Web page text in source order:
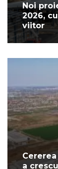
Noi
2026,
viitor
a